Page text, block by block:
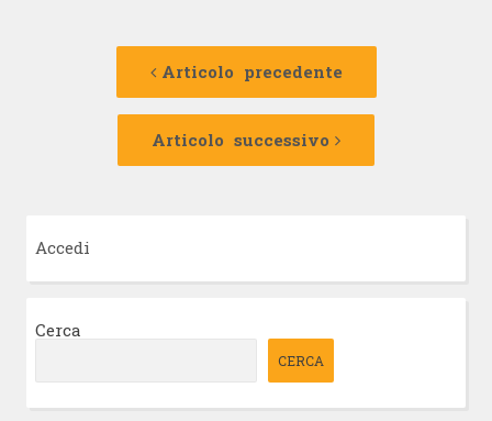
Navigazione
Articolo precedente
Articolo
Articolo successivo
Articolo
Accedi
Cerca
CERCA